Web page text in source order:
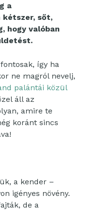
a
kétszer, sőt,
hogy valóban
így ha
ne magról nevelj,
palántái közül
áll az
amire te
koránt sincs
a kender –
igényes növény.
de a